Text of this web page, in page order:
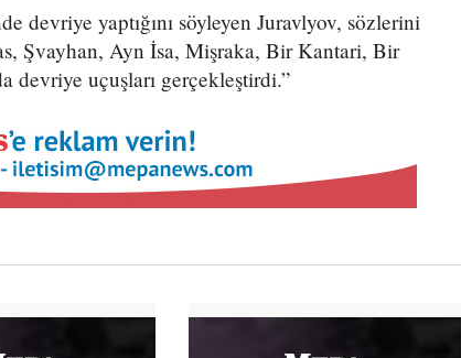
devriye yaptığını söyleyen Juravlyov, sözlerini
Şvayhan, Ayn İsa, Mişraka, Bir Kantari, Bir
devriye uçuşları gerçekleştirdi.”